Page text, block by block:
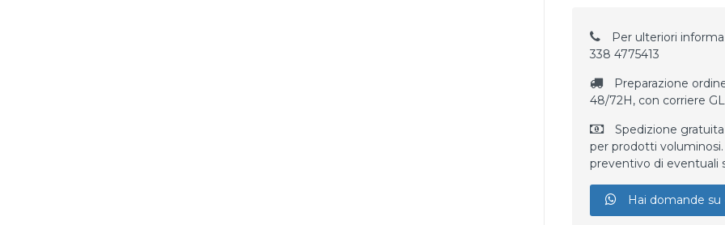
Per ulteriori
338 4775413
Preparazione
48/72H, con corriere
Spedizione
per prodotti
preventivo di eventuali
Hai domande